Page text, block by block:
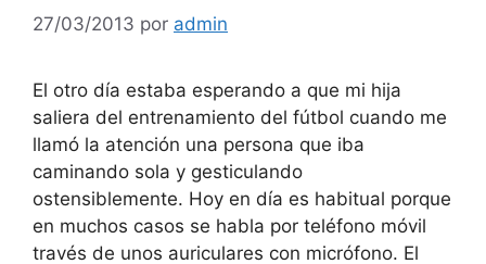
27/03/2013 por admin
El otro día estaba esperando a que mi hija
saliera del entrenamiento del fútbol cuando me
llamó la atención una persona que iba
caminando sola y gesticulando
ostensiblemente. Hoy en día es habitual porque
en muchos casos se habla por teléfono móvil
través de unos auriculares con micrófono. El